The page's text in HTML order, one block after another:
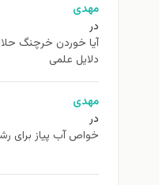
مهدی
در
آیا خوردن خرچنگ
دلایل علمی
مهدی
در
خواص آب پیاز برای